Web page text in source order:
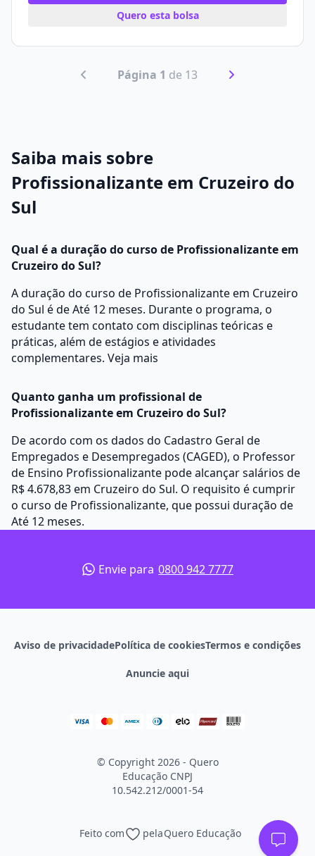
Quero esta bolsa
Página 1 de 13
Saiba mais sobre
Profissionalizante em Cruzeiro do
Sul
Qual é a duração do curso de Profissionalizante em
Cruzeiro do Sul?
A duração do curso de Profissionalizante em Cruzeiro
do Sul é de Até 12 meses. Durante o programa, o
estudante tem contato com disciplinas teóricas e
práticas, além de estágios e atividades
complementares. Veja mais
Quanto ganha um profissional de
Profissionalizante em Cruzeiro do Sul?
De acordo com os dados do Cadastro Geral de
Empregados e Desempregados (CAGED), o Professor
de Ensino Profissionalizante pode alcançar salários de
R$ 4.678,83 em Cruzeiro do Sul. O requisito é cumprir
o curso de Profissionalizante, que possui duração de
Até 12 meses.
Envie para 0800 942 7777
Aviso de privacidadePolítica de cookiesTermos e condições
Anuncie aqui
© Copyright 2026 - Quero
Educação CNPJ
10.542.212/0001-54
Feito com pelaQuero Educação